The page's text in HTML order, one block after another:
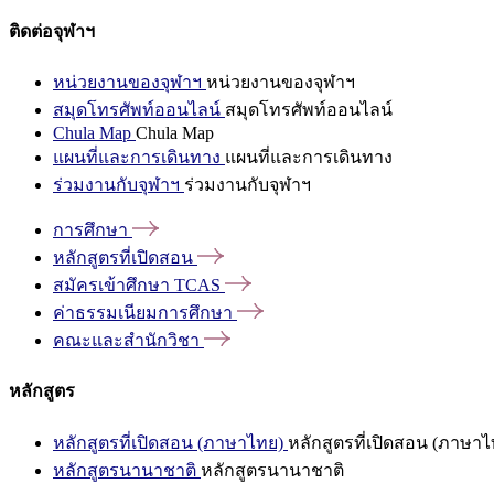
ติดต่อจุฬาฯ
หน่วยงานของจุฬาฯ หน่วยงานของจุฬาฯ
สมุดโทรศัพท์ออนไลน์ สมุดโทรศัพท์ออนไลน์
Chula Map Chula Map
แผนที่และการเดินทาง แผนที่และการเดินทาง
ร่วมงานกับจุฬาฯ ร่วมงานกับจุฬาฯ
การศึกษา
หลักสูตรที่เปิดสอน
สมัครเข้าศึกษา TCAS
ค่าธรรมเนียมการศึกษา
คณะและสำนักวิชา
หลักสูตร
หลักสูตรที่เปิดสอน (ภาษาไทย) หลักสูตรที่เปิดสอน (ภาษาไ
หลักสูตรนานาชาติ หลักสูตรนานาชาติ